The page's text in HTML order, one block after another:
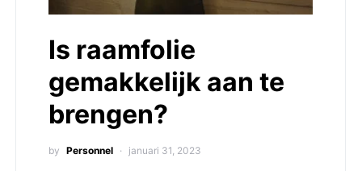
Is raamfolie
gemakkelijk aan te
brengen?
by Personnel januari 31, 2023